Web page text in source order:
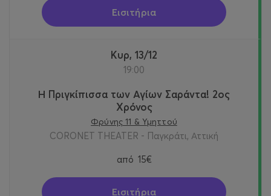
Εισιτήρια
Κυρ, 13/12
19:00
Η Πριγκίπισσα των Αγίων Σαράντα! 2oς
Χρόνος
Φρύνης 11 & Υμηττού
CORONET THEATER - Παγκράτι, Αττική
από 15€
Εισιτήρια